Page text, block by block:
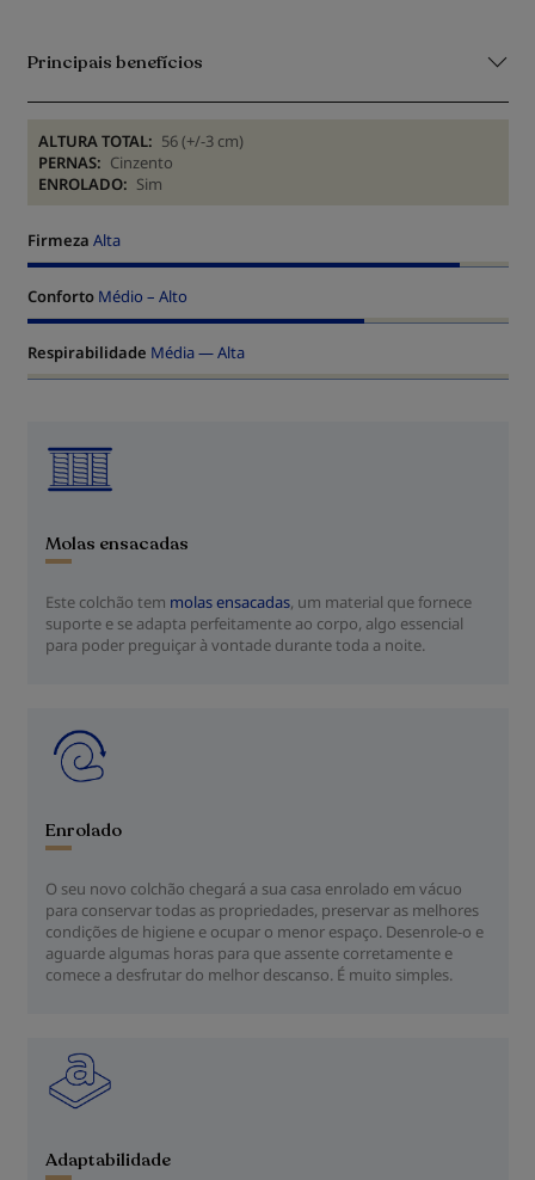
Principais benefícios
ALTURA TOTAL: 56 (+/-3 cm)
PERNAS: Cinzento
ENROLADO: Sim
Firmeza Alta
Conforto Médio – Alto
Respirabilidade Média — Alta
Molas ensacadas
Este colchão tem molas ensacadas, um material que fornece
suporte e se adapta perfeitamente ao corpo, algo essencial
para poder preguiçar à vontade durante toda a noite.
Enrolado
O seu novo colchão chegará a sua casa enrolado em vácuo
para conservar todas as propriedades, preservar as melhores
condições de higiene e ocupar o menor espaço. Desenrole-o e
aguarde algumas horas para que assente corretamente e
comece a desfrutar do melhor descanso. É muito simples.
Adaptabilidade